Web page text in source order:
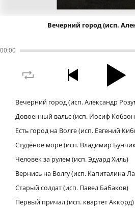
Вечерний город (исп.
00:00
Вечерний город (исп. Александр
Довоенный вальс (исп. Иосиф
Есть город на Волге (исп. Евгений
Студёное море (исп. Владимир
Человек за рулем (исп. Эдуард Хиль)
Вернись на Волгу (исп. Капиталина
Старый солдат (исп. Павел Бабаков)
Первый причал (исп. квартет Аккорд)